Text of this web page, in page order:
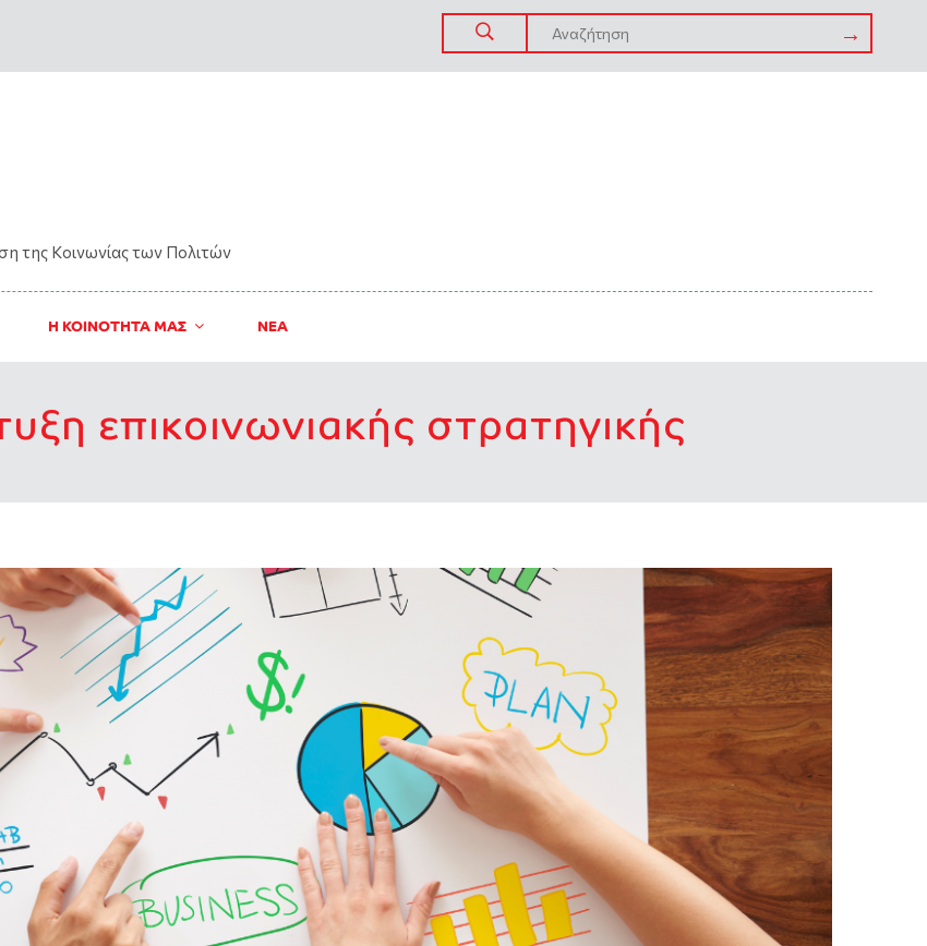
της Kοινωνίας των Πολιτών
Η ΚΟΙΝΟΤΗΤΑ ΜΑΣ ΝΈΑ
επικοινωνιακής στρατηγικής